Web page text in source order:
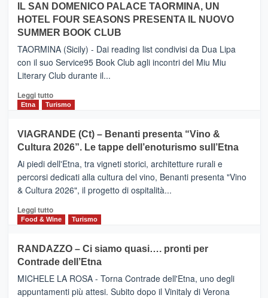
da
Neos
PIEDIMONTE
ETNEO
–
Meta
turistica
privilegiata
secondo
dati
di
Anche
la
Alcantara
nei
primi
nella
classifica
IL SAN DOMENICO PALACE TAORMINA, UN
HOTEL FOUR SEASONS PRESENTA IL NUOVO
SUMMER BOOK CLUB
TAORMINA (Sicily) - Dai reading list condivisi da Dua Lipa
con il suo Service95 Book Club agli incontri del Miu Miu
Literary Club durante il...
Leggi tuttoLeggi
di
IL
SAN
DOMENICO
PALACE
TAORMINA,
UN
HOTEL
FOUR
IL
NUOVO
SUMMER
Etna Turismo
VIAGRANDE (Ct) – Benanti presenta “Vino &
Cultura 2026”. Le tappe dell’enoturismo sull’Etna
Ai piedi dell'Etna, tra vigneti storici, architetture rurali e
percorsi dedicati alla cultura del vino, Benanti presenta "Vino
& Cultura 2026", il progetto di ospitalità...
Leggi tuttoLeggi
di
VIAGRANDE
(Ct)
–
Benanti
Food & Wine Turismo
RANDAZZO – Ci siamo quasi…. pronti per
Contrade dell’Etna
MICHELE LA ROSA - Torna Contrade dell'Etna, uno degli
appuntamenti più attesi. Subito dopo il Vinitaly di Verona